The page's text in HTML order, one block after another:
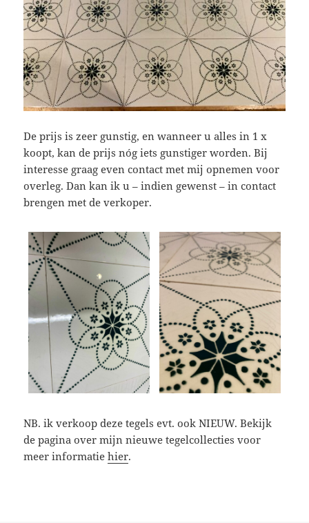
De prijs is zeer gunstig, en wanneer u alles in 1 x
koopt, kan de prijs nóg iets gunstiger worden. Bij
interesse graag even contact met mij opnemen voor
overleg. Dan kan ik u – indien gewenst – in contact
brengen met de verkoper.
NB. ik verkoop deze tegels evt. ook NIEUW. Bekijk
de pagina over mijn nieuwe tegelcollecties voor
meer informatiehier.